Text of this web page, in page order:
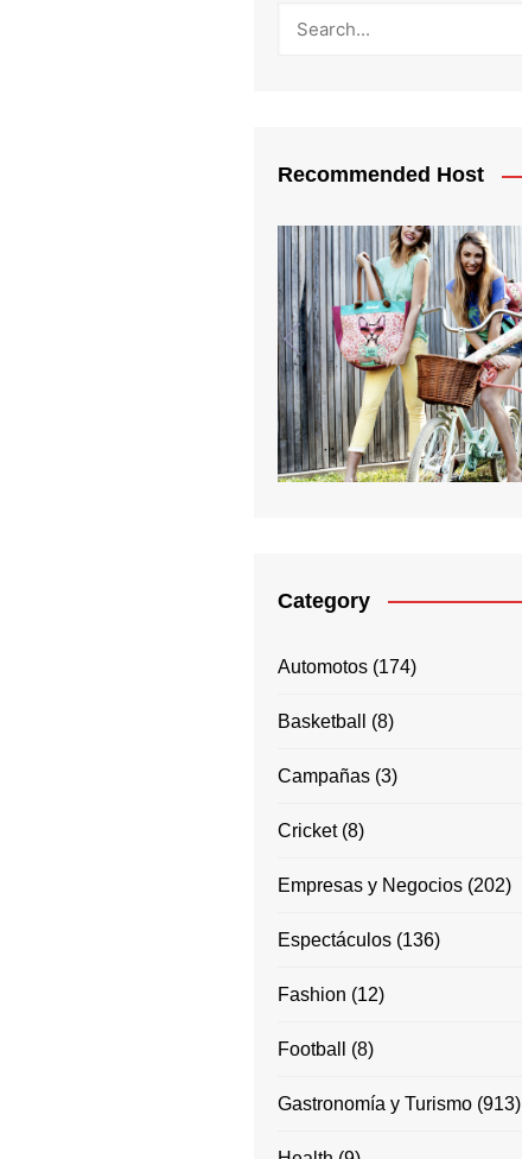
Recommended Host
Category
Automotos (174)
Basketball (8)
Campañas (3)
Cricket(8)
Empresas y Negocios (202)
Espectáculos (136)
Fashion (12)
Football (8)
Gastronomía y Turismo (913)